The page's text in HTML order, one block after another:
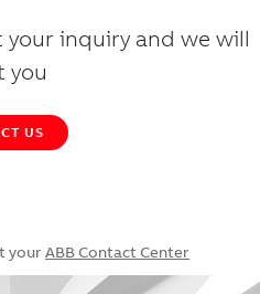
your inquiry and we will
you
US
your ABB Contact Center